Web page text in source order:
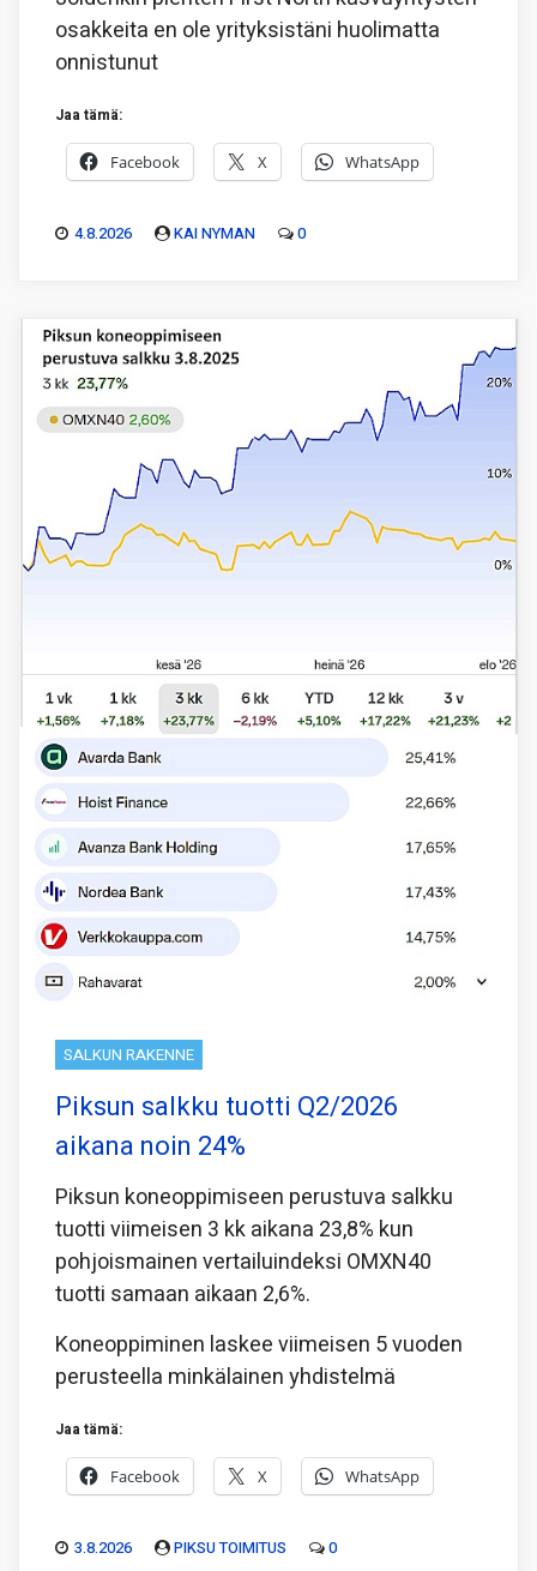
osakkeita en ole yrityksistäni huolimatta
onnistunut
Jaa tämä:
Facebook X WhatsApp
4.8.2026 KAI NYMAN 0
SALKUN RAKENNE
Piksun salkku tuotti Q2/2026
aikana noin 24%
Piksun koneoppimiseen perustuva salkku
tuotti viimeisen 3 kk aikana 23,8% kun
pohjoismainen vertailuindeksi OMXN40
tuotti samaan aikaan 2,6%.
Koneoppiminen laskee viimeisen 5 vuoden
perusteella minkälainen yhdistelmä
Jaa tämä:
Facebook X WhatsApp
3.8.2026 PIKSU TOIMITUS 0